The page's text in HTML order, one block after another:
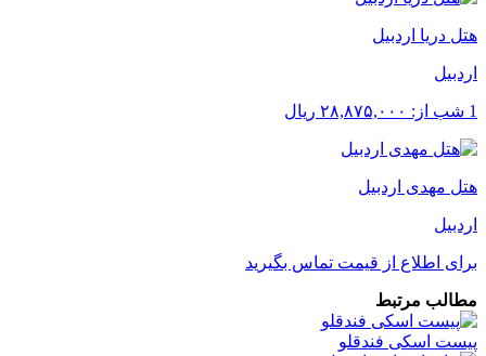
هتل دریا اردبیل
اردبیل
1 شب از: ۲۸,۸۷۵,۰۰۰ ریال
هتل مهدی اردبیل
اردبیل
برای اطلاع از قیمت تماس بگیرید
مطالب مرتبط
پیست اسکی فندقلو